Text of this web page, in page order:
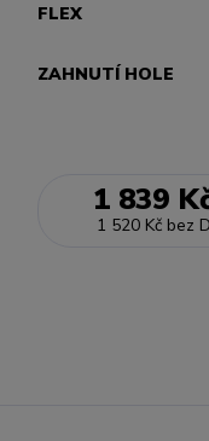
FLEX
ZAHNUTÍ HOLE
1 839
1 520 Kč bez